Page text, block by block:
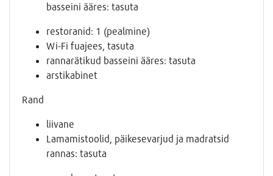
basseini ääres: tasuta
restoranid: 1 (pealmine)
Wi-Fi fuajees, tasuta
rannarätikud basseini ääres: tasuta
arstikabinet
Rand
liivane
Lamamistoolid, päikesevarjud ja madratsid
rannas: tasuta